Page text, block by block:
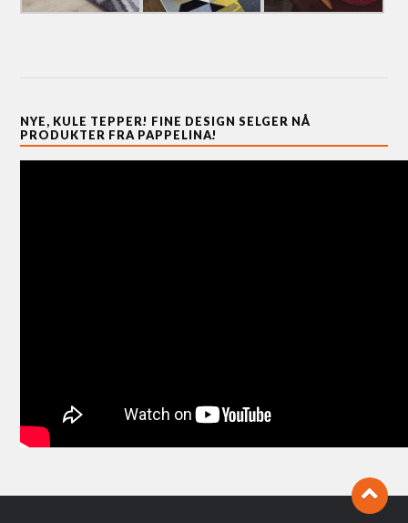
NYE, KULE TEPPER! FINE DESIGN SELGER NÅ
PRODUKTER FRA PAPPELINA!